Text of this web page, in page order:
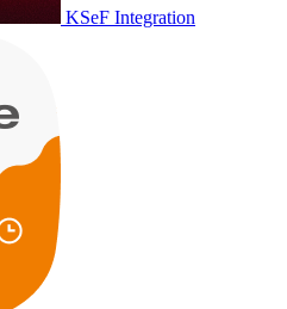
KSeF Integration